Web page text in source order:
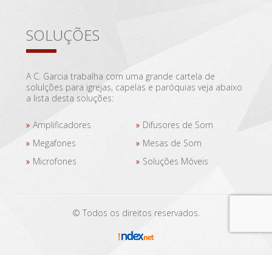
SOLUÇÕES
A C. Garcia trabalha com uma grande cartela de
solulções para igrejas, capelas e paróquias veja abaixo
a lista desta soluções:
Amplificadores
Difusores de Som
Megafones
Mesas de Som
Microfones
Soluções Móveis
© Todos os direitos reservados.